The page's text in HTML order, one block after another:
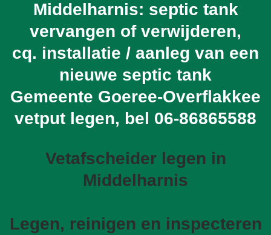
Middelharnis: septic tank
vervangen of verwijderen,
cq. installatie / aanleg van een
nieuwe septic tank
Gemeente Goeree-Overflakkee
vetput legen, bel 06-86865588
Vetafscheider legen in
Middelharnis
Legen, reinigen en inspecteren